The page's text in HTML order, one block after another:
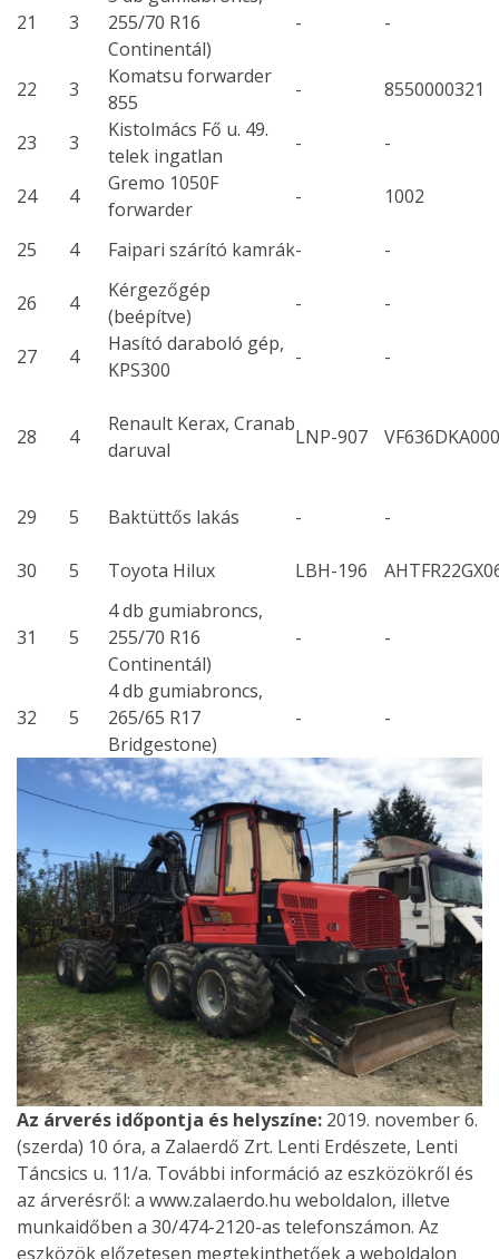
21 3
255/70 R16
Continentál)
- -
22 3
Komatsu forwarder
855
- 8550000321
23 3
Kistolmács Fő u. 49.
telek ingatlan
- -
24 4
Gremo 1050F
forwarder
- 1002
25 4 Faipari szárító kamrák- -
26 4
Kérgezőgép
(beépítve)
- -
27 4
Hasító daraboló gép,
KPS300
- -
28 4
Renault Kerax, Cranab
daruval
LNP-907
29 5 Baktüttős lakás - -
30 5 Toyota Hilux LBH-196
31 5
4 db gumiabroncs,
255/70 R16
Continentál)
- -
32 5
4 db gumiabroncs,
265/65 R17
Bridgestone)
- -
Az árverés időpontja és helyszíne: 2019. november 6.
(szerda) 10 óra, a Zalaerdő Zrt. Lenti Erdészete, Lenti
Táncsics u. 11/a. További információ az eszközökről és
az árverésről: a www.zalaerdo.hu weboldalon, illetve
munkaidőben a 30/474-2120-as telefonszámon. Az
eszközök előzetesen megtekinthetőek a weboldalon